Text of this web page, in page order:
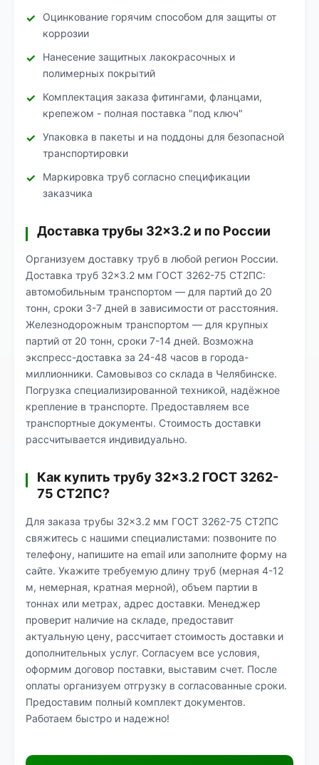
Оцинкование горячим способом для защиты от
коррозии
Нанесение защитных лакокрасочных и
полимерных покрытий
Комплектация заказа фитингами, фланцами,
крепежом - полная поставка "под ключ"
Упаковка в пакеты и на поддоны для безопасной
транспортировки
Маркировка труб согласно спецификации
заказчика
Доставка трубы 32×3.2 и по России
Организуем доставку труб в любой регион России.
Доставка труб 32×3.2 мм ГОСТ 3262-75 СТ2ПС:
автомобильным транспортом — для партий до 20
тонн, сроки 3-7 дней в зависимости от расстояния.
Железнодорожным транспортом — для крупных
партий от 20 тонн, сроки 7-14 дней. Возможна
экспресс-доставка за 24-48 часов в города-
миллионники. Самовывоз со склада в Челябинске.
Погрузка специализированной техникой, надёжное
крепление в транспорте. Предоставляем все
транспортные документы. Стоимость доставки
рассчитывается индивидуально.
Как купить трубу 32×3.2 ГОСТ 3262-
75 СТ2ПС?
Для заказа трубы 32×3.2 мм ГОСТ 3262-75 СТ2ПС
свяжитесь с нашими специалистами: позвоните по
телефону, напишите на email или заполните форму на
сайте. Укажите требуемую длину труб (мерная 4-12
м, немерная, кратная мерной), объем партии в
тоннах или метрах, адрес доставки. Менеджер
проверит наличие на складе, предоставит
актуальную цену, рассчитает стоимость доставки и
дополнительных услуг. Согласуем все условия,
оформим договор поставки, выставим счет. После
оплаты организуем отгрузку в согласованные сроки.
Предоставим полный комплект документов.
Работаем быстро и надежно!